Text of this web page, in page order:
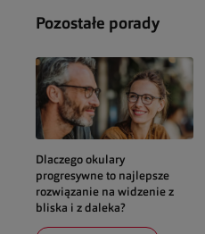
Pozostałe porady
Dlaczego okulary
progresywne to najlepsze
rozwiązanie na widzenie z
bliska i z daleka?